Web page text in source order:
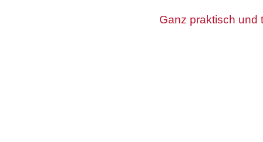
Ganz praktisch und